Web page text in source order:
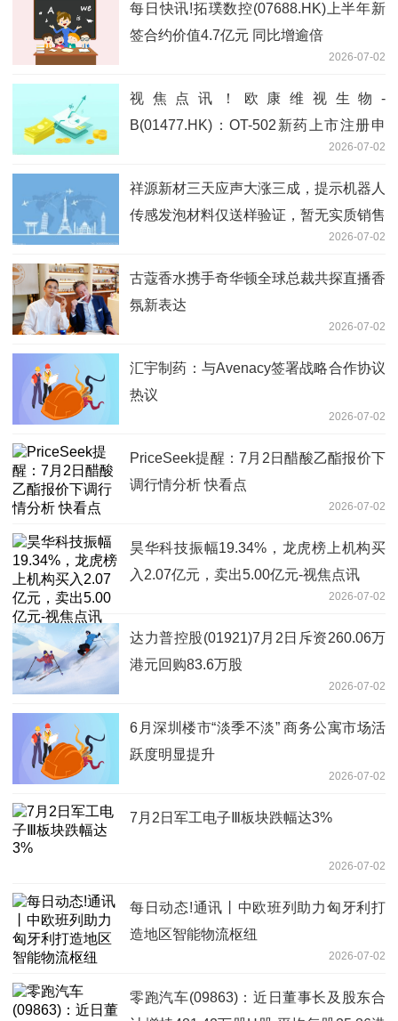
每日快讯!拓璞数控(07688.HK)上半年新
签合约价值4.7亿元 同比增逾倍
2026-07-02
视焦点讯！欧康维视生物-
B(01477.HK)：OT-502新药上市注册申
2026-07-02
祥源新材三天应声大涨三成，提示机器人
传感发泡材料仅送样验证，暂无实质销售
2026-07-02
古蔻香水携手奇华顿全球总裁共探直播香
氛新表达
2026-07-02
汇宇制药：与Avenacy签署战略合作协议
热议
2026-07-02
PriceSeek提醒：7月2日醋酸乙酯报价下
调行情分析 快看点
2026-07-02
昊华科技振幅19.34%，龙虎榜上机构买
入2.07亿元，卖出5.00亿元-视焦点讯
2026-07-02
达力普控股(01921)7月2日斥资260.06万
港元回购83.6万股
2026-07-02
6月深圳楼市“淡季不淡” 商务公寓市场活
跃度明显提升
2026-07-02
7月2日军工电子Ⅲ板块跌幅达3%
2026-07-02
每日动态!通讯丨中欧班列助力匈牙利打
造地区智能物流枢纽
2026-07-02
零跑汽车(09863)：近日董事长及股东合